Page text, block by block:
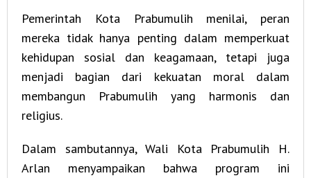
Pemerintah Kota Prabumulih menilai, peran
mereka tidak hanya penting dalam memperkuat
kehidupan sosial dan keagamaan, tetapi juga
menjadi bagian dari kekuatan moral dalam
membangun Prabumulih yang harmonis dan
religius.
Dalam sambutannya, Wali Kota Prabumulih H.
Arlan menyampaikan bahwa program ini